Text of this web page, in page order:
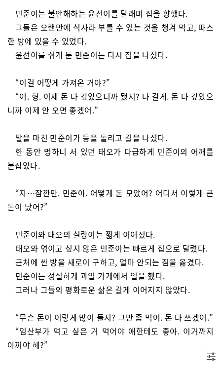
민준이는 불안해하는 윤선이를 달래며 집을 향했다.
그들은 오랜만에 식사라 부를 수 있는 것을 챙겨 먹고, 따스
한 방에 있을 수 있었다.
윤선이를 쉬게 둔 민준이는 다시 집을 나섰다.
“이걸 어떻게 가져온 거야?”
“어. 형. 이제 돈 다 갚았으니까 됐지? 나 갈게. 돈 다 갚았으
니까 이제 안 오면 좋겠어.”
말을 마친 민준이가 등을 돌리고 길을 나섰다.
한 동안 멍하니 서 있던 태오가 다급하게 민준이의 어깨를
붙잡았다.
“자…잠깐만. 민준아. 어떻게 돈 모았어? 어디서 이렇게 큰
돈이 났어?”
민준이와 태오의 실랑이는 짧게 이어졌다.
태오와 엮이고 싶지 않은 민준이는 빠르게 집으로 달렸다.
근처에 싼 방을 새로이 구하고, 얼마 안되는 짐을 옮겼다.
민준이는 성실하게 과일 가게에서 일을 했다.
그러나 그들의 평화로운 삶은 길게 이어지지 않았다.
“무슨 돈이 이렇게 많이 들지? 그만 좀 먹어. 돈 다 쓰겠어.”
“임산부가 먹고 싶은 거 먹어야 애한테도 좋아. 이거까지
아껴야 해?”